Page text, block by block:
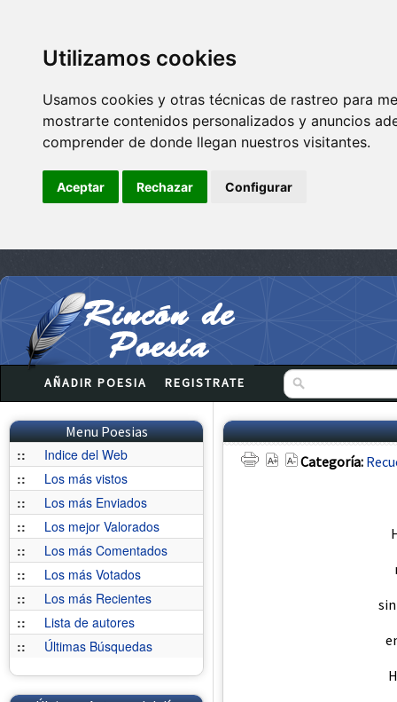
Utilizamos cookies
Usamos cookies y otras técnicas de rastreo para
mostrarte contenidos personalizados y anuncios
comprender de donde llegan nuestros visitantes.
Aceptar Rechazar Configurar
AÑADIR POESIA REGISTRATE
Menu Poesias
::
Indice del Web
::
Los más vistos
::
Los más Enviados
::
Los mejor Valorados
::
Los más Comentados
::
Los más Votados
::
Los más Recientes
::
Lista de autores
::
Últimas Búsquedas
Categoría: